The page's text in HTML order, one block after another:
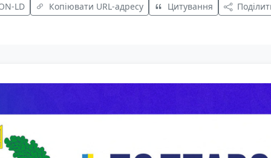
LD Копіювати URL-адресу Цитування